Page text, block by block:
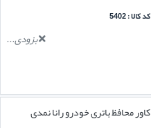
کد کالا : 5402
بزودی...
کاور محافظ باتری خودرو رانا نمدی